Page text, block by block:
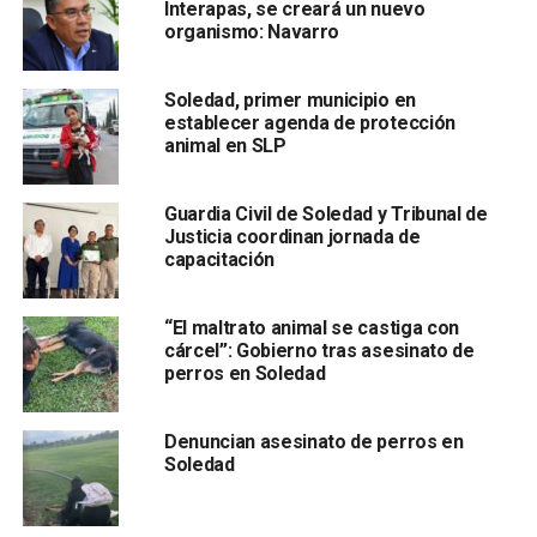
Asimismo, se pueden registrar en los puntos habilitados
por “Tu Tiempo a Tiempo”, como la Repostería Sweet
Vegan, Tienda Salvajes en Plaza Macúl, Clínica Veterinaria
BALAM, y varios más repartidos por la ciudad, con
horarios extendidos y durante la mayor parte de la
semana.
Se espera la asistencia de más de tres mil corredores
profesionales, amateurs y población en general en ambas
distancias de recorridos: 10 kilómetros y 3 kilómetros de
convivencia familiar. Las y los inscritos podrán recoger su
Interapas, se creará un nuevo
organismo: Navarro
Soledad, primer municipio en
establecer agenda de protección
animal en SLP
Guardia Civil de Soledad y Tribunal de
Justicia coordinan jornada de
capacitación
“El maltrato animal se castiga con
cárcel”: Gobierno tras asesinato de
perros en Soledad
Denuncian asesinato de perros en
Soledad